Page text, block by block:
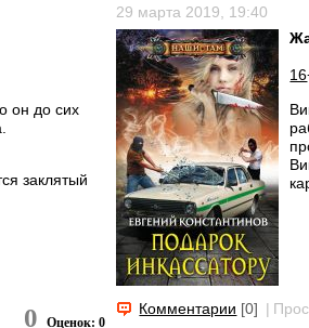
он до сих
заклятый
0 Оценок: 0
29 марта 2019, 19:40
16
Комментарии [0] |